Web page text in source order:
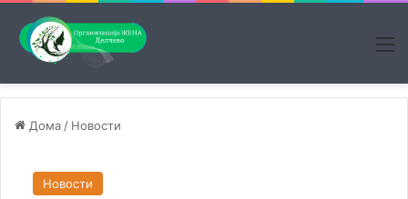
Дома/ Новости
Новости